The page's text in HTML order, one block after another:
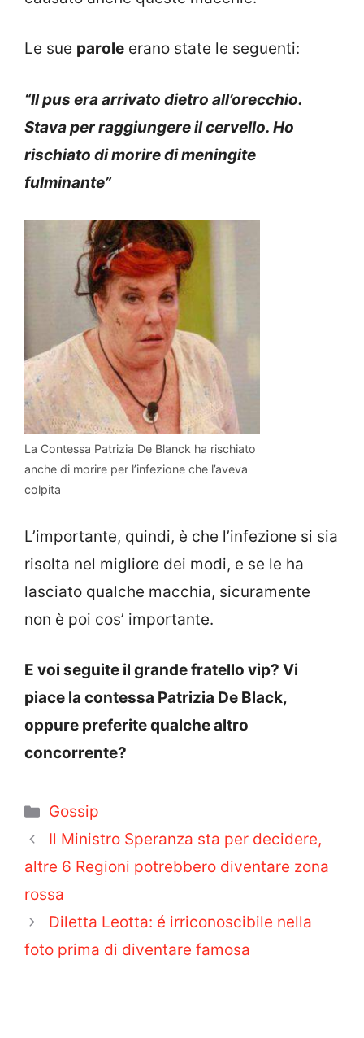
Le sue parole erano state le seguenti:
“Il pus era arrivato dietro all’orecchio.
Stava per raggiungere il cervello. Ho
rischiato di morire di meningite
fulminante”
La Contessa Patrizia De Blanck ha rischiato
anche di morire per l’infezione che l’aveva
colpita
L’importante, quindi, è che l’infezione si sia
risolta nel migliore dei modi, e se le ha
lasciato qualche macchia, sicuramente
non è poi cos’ importante.
E voi seguite il grande fratello vip? Vi
piace la contessa Patrizia De Black,
oppure preferite qualche altro
concorrente?
Categorie
Gossip
Il Ministro Speranza sta per decidere,
altre 6 Regioni potrebbero diventare zona
rossa
Diletta Leotta: é irriconoscibile nella
foto prima di diventare famosa